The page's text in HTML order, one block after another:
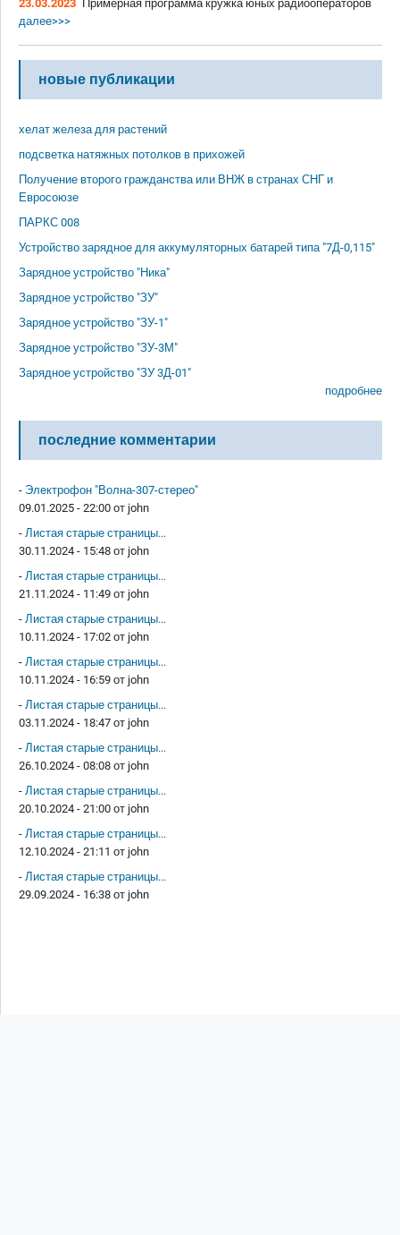
23.03.2023
Примерная программа кружка юных радиооператоров
далее>>>
новые публикации
хелат железа для растений
подсветка натяжных потолков в прихожей
Получение второго гражданства или ВНЖ в странах СНГ и
Евросоюзе
ПАРКС 008
Устройство зарядное для аккумуляторных батарей типа "7Д-0,115"
Зарядное устройство "Ника"
Зарядное устройство "ЗУ"
Зарядное устройство "ЗУ-1"
Зарядное устройство "ЗУ-3М"
Зарядное устройство "ЗУ 3Д-01"
подробнее
последние комментарии
- Электрофон "Волна-307-стерео"
09.01.2025 - 22:00 от john
- Листая старые страницы...
30.11.2024 - 15:48 от john
- Листая старые страницы...
21.11.2024 - 11:49 от john
- Листая старые страницы...
10.11.2024 - 17:02 от john
- Листая старые страницы...
10.11.2024 - 16:59 от john
- Листая старые страницы...
03.11.2024 - 18:47 от john
- Листая старые страницы...
26.10.2024 - 08:08 от john
- Листая старые страницы...
20.10.2024 - 21:00 от john
- Листая старые страницы...
12.10.2024 - 21:11 от john
- Листая старые страницы...
29.09.2024 - 16:38 от john